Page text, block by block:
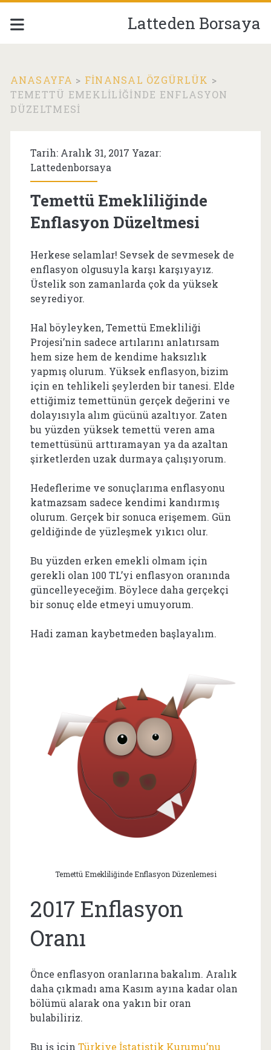
Latteden Borsaya
ANASAYFA > FINANSAL ÖZGÜRLÜK >
TEMETTÜ EMEKLILIĞINDE ENFLASYON
DÜZELTMESI
Tarih: Aralık 31, 2017 Yazar:
Lattedenborsaya
Temettü Emekliliğinde
Enflasyon Düzeltmesi
Herkese selamlar! Sevsek de sevmesek de
enflasyon olgusuyla karşı karşıyayız.
Üstelik son zamanlarda çok da yüksek
seyrediyor.
Hal böyleyken, Temettü Emekliliği
Projesi’nin sadece artılarını anlatırsam
hem size hem de kendime haksızlık
yapmış olurum. Yüksek enflasyon, bizim
için en tehlikeli şeylerden bir tanesi. Elde
ettiğimiz temettünün gerçek değerini ve
dolayısıyla alım gücünü azaltıyor. Zaten
bu yüzden yüksek temettü veren ama
temettüsünü arttıramayan ya da azaltan
şirketlerden uzak durmaya çalışıyorum.
Hedeflerime ve sonuçlarıma enflasyonu
katmazsam sadece kendimi kandırmış
olurum. Gerçek bir sonuca erişemem. Gün
geldiğinde de yüzleşmek yıkıcı olur.
Bu yüzden erken emekli olmam için
gerekli olan 100 TL’yi enflasyon oranında
güncelleyeceğim. Böylece daha gerçekçi
bir sonuç elde etmeyi umuyorum.
Hadi zaman kaybetmeden başlayalım.
Temettü Emekliliğinde Enflasyon Düzenlemesi
2017 Enflasyon
Oranı
Önce enflasyon oranlarına bakalım. Aralık
daha çıkmadı ama Kasım ayına kadar olan
bölümü alarak ona yakın bir oran
bulabiliriz.
Bu iş için Türkiye İstatistik Kurumu’nu